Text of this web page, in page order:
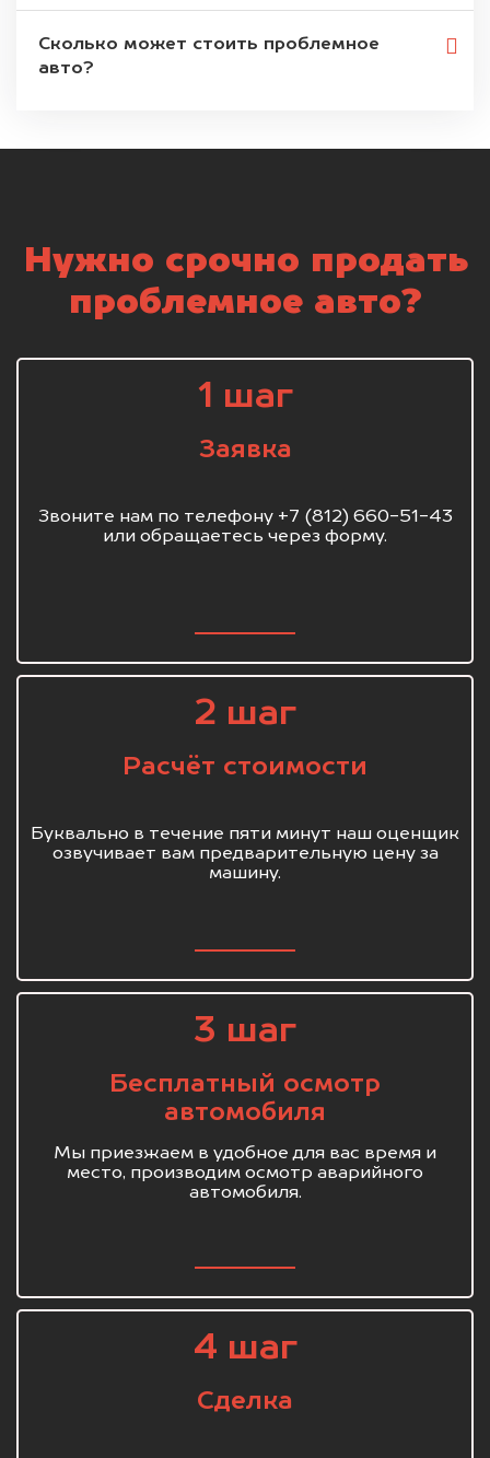
Сколько может стоить проблемное
авто?
Нужно срочно продать
проблемное авто?
1 шаг
Заявка
Звоните нам по телефону +7 (812) 660-51-43
или обращаетесь через форму.
2 шаг
Расчёт стоимости
Буквально в течение пяти минут наш оценщик
озвучивает вам предварительную цену за
машину.
3 шаг
Бесплатный осмотр
автомобиля
Мы приезжаем в удобное для вас время и
место, производим осмотр аварийного
автомобиля.
4 шаг
Сделка